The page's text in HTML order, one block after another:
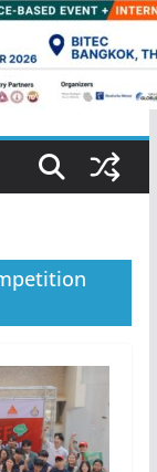
จสอบอาคารไทย